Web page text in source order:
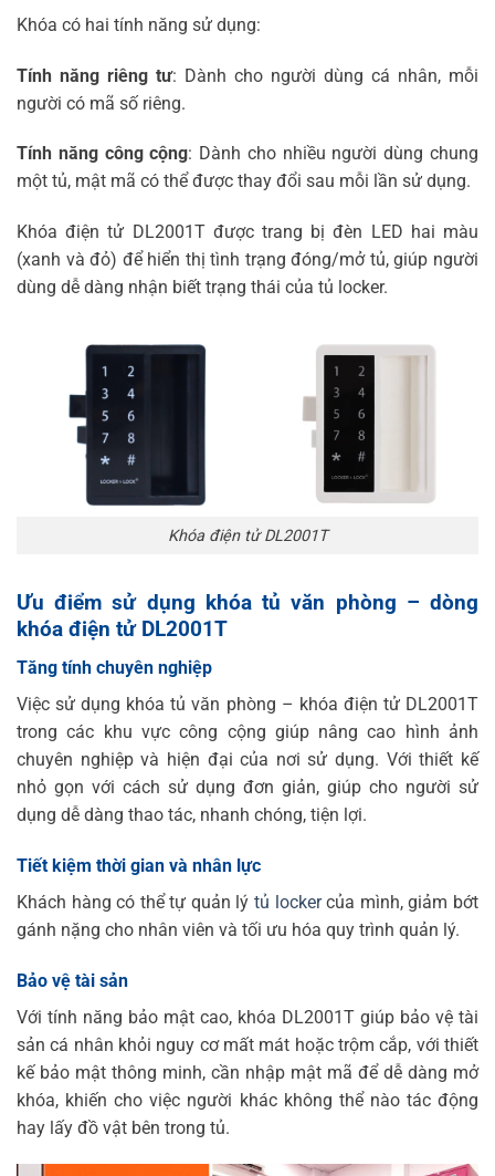
Khóa có hai tính năng sử dụng:
Tính năng riêng tư: Dành cho người dùng cá nhân, mỗi
người có mã số riêng.
Tính năng công cộng: Dành cho nhiều người dùng chung
một tủ, mật mã có thể được thay đổi sau mỗi lần sử dụng.
Khóa điện tử DL2001T được trang bị đèn LED hai màu
(xanh và đỏ) để hiển thị tình trạng đóng/mở tủ, giúp người
dùng dễ dàng nhận biết trạng thái của tủ locker.
Khóa điện tử DL2001T
Ưu điểm sử dụng khóa tủ văn phòng – dòng
khóa điện tử DL2001T
Tăng tính chuyên nghiệp
Việc sử dụng khóa tủ văn phòng – khóa điện tử DL2001T
trong các khu vực công cộng giúp nâng cao hình ảnh
chuyên nghiệp và hiện đại của nơi sử dụng. Với thiết kế
nhỏ gọn với cách sử dụng đơn giản, giúp cho người sử
dụng dễ dàng thao tác, nhanh chóng, tiện lợi.
Tiết kiệm thời gian và nhân lực
Khách hàng có thể tự quản lýtủ lockercủa mình, giảm bớt
gánh nặng cho nhân viên và tối ưu hóa quy trình quản lý.
Bảo vệ tài sản
Với tính năng bảo mật cao, khóa DL2001T giúp bảo vệ tài
sản cá nhân khỏi nguy cơ mất mát hoặc trộm cắp, với thiết
kế bảo mật thông minh, cần nhập mật mã để dễ dàng mở
khóa, khiến cho việc người khác không thể nào tác động
hay lấy đồ vật bên trong tủ.